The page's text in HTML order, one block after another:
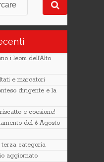
i leoni dell’Alto
e marcatori
dirigente e la
e coesione!
del 6 Agosto
terza categoria
aggiornato